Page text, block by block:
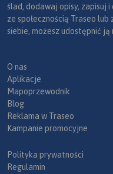
ślad, dodawaj opisy, zapisuj
ze społecznością Traseo
siebie, możesz udostępnić
O nas
Aplikacje
Mapoprzewodnik
Blog
Reklama w Traseo
Kampanie promocyjne
Polityka prywatności
Regulamin